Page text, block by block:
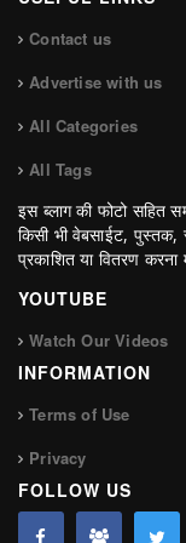
Contact us
Advertise with us
All Categories
All Tags
इस ब्लाग की फोटो सहित
किसी भी वेबसाईट, पुस्तक,
प्रकाशित या वितरण करना
YOUTUBE
Watch Our Videos
INFORMATION
Terms of Use
Privacy
FOLLOW US